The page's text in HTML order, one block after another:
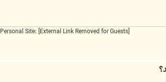
Personal Site: [External Link Removed for Guests]